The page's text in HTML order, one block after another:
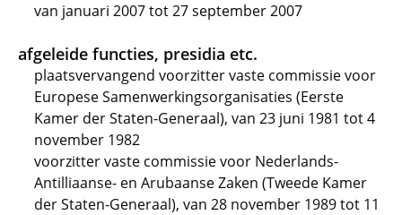
van januari 2007 tot 27 september 2007
afgeleide functies, presidia etc.
plaatsvervangend voorzitter vaste commissie voor
Europese Samenwerkingsorganisaties (Eerste
Kamer der Staten-Generaal), van 23 juni 1981 tot 4
november 1982
voorzitter vaste commissie voor Nederlands-
Antilliaanse- en Arubaanse Zaken (Tweede Kamer
der Staten-Generaal), van 28 november 1989 tot 11